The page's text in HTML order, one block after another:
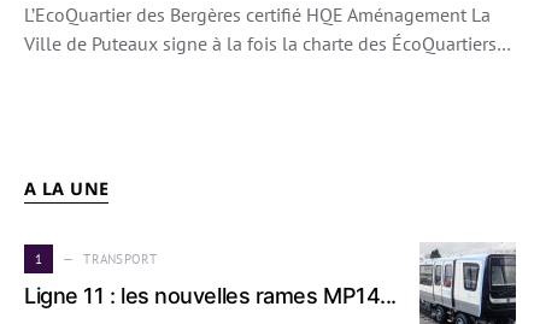
L’EcoQuartier des Bergères certifié HQE Aménagement La
Ville de Puteaux signe à la fois la charte des ÉcoQuartiers…
A LA UNE
1 TRANSPORT
Ligne 11 : les nouvelles rames MP14...